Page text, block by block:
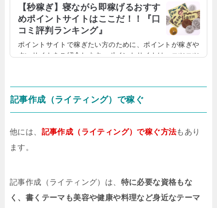
【秒稼ぎ】寝ながら即稼げるおすす
めポイントサイトはここだ！！『口
コミ評判ランキング』
ポイントサイトで稼ぎたい方のために、ポイントが稼ぎや
すいサイトをご紹介します。ポイントサイトは、コツコツ
す。ポイントサイトは副業でお金を稼ぐために、ちょうど
よいです。誰でも始めるのは簡単なので、まずはさまざま
料ですし、ゲームしたりアンケートなどに答えるだけでポ
記事作成（ライティング）で稼ぐ
他には、 記事作成（ライティング）で稼ぐ方法もあり
ます。
記事作成（ライティング）は、 特に必要な資格もな
く、書くテーマも美容や健康や料理など身近なテーマ